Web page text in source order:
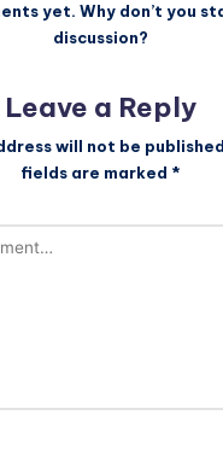
yet. Why don’t you
discussion?
Leave a Reply
will not be
fields are marked *